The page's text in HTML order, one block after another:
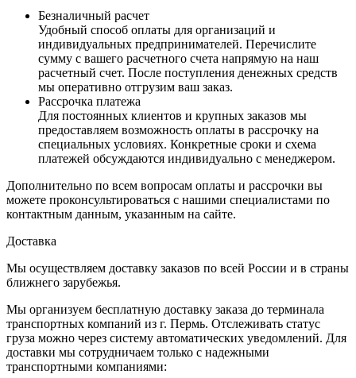
Безналичный расчет
Удобный способ оплаты для организаций и
индивидуальных предпринимателей. Перечислите
сумму с вашего расчетного счета напрямую на наш
расчетный счет. После поступления денежных средств
мы оперативно отгрузим ваш заказ.
Рассрочка платежа
Для постоянных клиентов и крупных заказов мы
предоставляем возможность оплаты в рассрочку на
специальных условиях. Конкретные сроки и схема
платежей обсуждаются индивидуально с менеджером.
Дополнительно по всем вопросам оплаты и рассрочки вы
можете проконсультироваться с нашими специалистами по
контактным данным, указанным на сайте.
Доставка
Мы осуществляем доставку заказов по всей России и в страны
ближнего зарубежья.
Мы организуем бесплатную доставку заказа до терминала
транспортных компаний из г. Пермь. Отслеживать статус
груза можно через систему автоматических уведомлений. Для
доставки мы сотрудничаем только с надежными
транспортными компаниями: